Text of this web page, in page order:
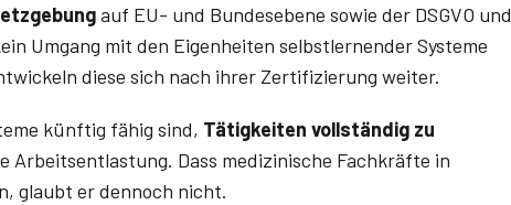
auf EU- und Bundesebene sowie der DSGVO und
Umgang mit den Eigenheiten selbstlernender Systeme
diese sich nach ihrer Zertifizierung weiter.
künftig fähig sind, Tätigkeiten vollständig zu
Arbeitsentlastung. Dass medizinische Fachkräfte in
glaubt er dennoch nicht.